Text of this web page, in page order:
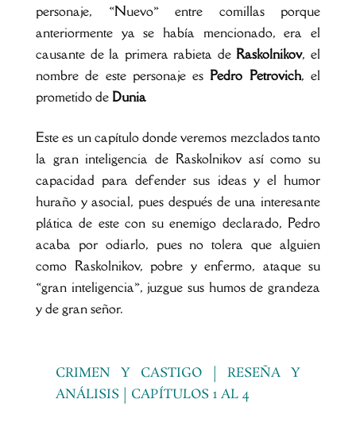
personaje, «Nuevo» entre comillas porque
anteriormente ya se había mencionado, era el
causante de la primera rabieta deRaskolnikov, el
nombre de este personaje es Pedro Petrovich, el
prometido de Dunia
Este es un capítulo donde veremos mezclados tanto
la gran inteligencia de Raskolnikov así como su
capacidad para defender sus ideas y el humor
huraño y asocial, pues después de una interesante
plática de este con su enemigo declarado, Pedro
acaba por odiarlo, pues no tolera que alguien
como Raskolnikov, pobre y enfermo, ataque su
«gran inteligencia», juzgue sus humos de grandeza
y de gran señor.
CRIMEN Y CASTIGO | RESEÑA Y
ANÁLISIS | CAPÍTULOS 1 AL 4